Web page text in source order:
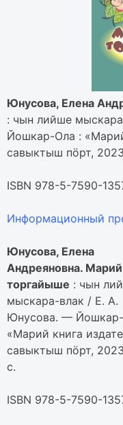
Юнусова, Елена
: чын лийше
Йошкар-Ола :
савыктыш пӧрт,
ISBN 978-5-7590-
Информационный
Юнусова, Елена
Андреяновна.
торгайыше : чын
мыскара-влак / Е. А.
Юнусова. —
«Марий книга
савыктыш пӧрт,
с.
ISBN 978-5-7590-